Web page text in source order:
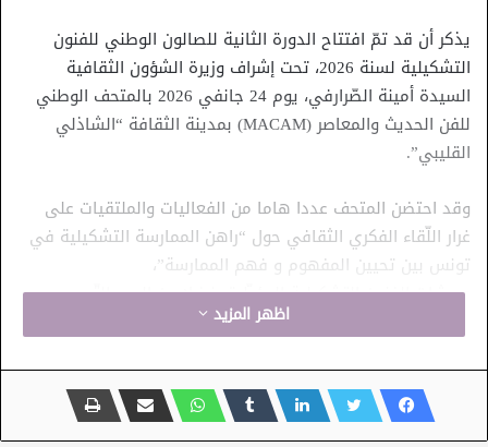
يذكر أن قد تمّ افتتاح الدورة الثانية للصالون الوطني للفنون
التشكيلية لسنة 2026، تحت إشراف وزيرة الشؤون الثقافية
السيدة أمينة الصّرارفي، يوم 24 جانفي 2026 بالمتحف الوطني
للفن الحديث والمعاصر (MACAM) بمدينة الثقافة “الشاذلي
القليبي”.
وقد احتضن المتحف عددا هاما من الفعاليات والملتقيات على
غرار اللّقاء الفكري الثقافي حول “راهن الممارسة التشكيلية في
تونس بين تحيين المفهوم و فهم الممارسة”،
وورشات الفنون التشكيلية المؤطّرة، فضلا عن اليوم التّحسيسي
للتّعريف بتجربة الخزف الحرفي لسجنان ضمن فعاليات التنشيط
اظهر المزيد